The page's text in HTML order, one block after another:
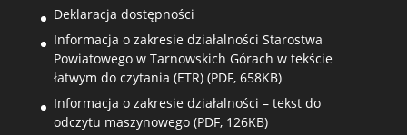
Deklaracja dostępności
Informacja o zakresie działalności Starostwa
Powiatowego w Tarnowskich Górach w tekście
łatwym do czytania (ETR) (PDF, 658KB)
Informacja o zakresie działalności – tekst do
odczytu maszynowego (PDF, 126KB)